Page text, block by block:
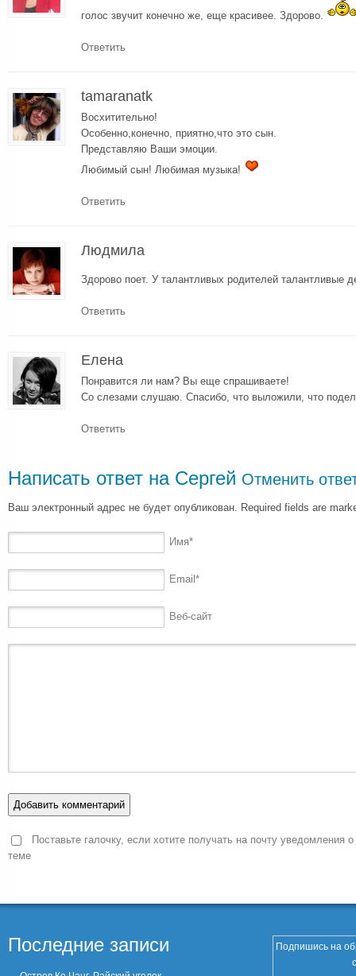
голос звучит конечно же, еще красивее. Здорово.
Ответить
tamaranatk
Восхитительно!
Особенно,конечно, приятно,что это сын.
Представляю Ваши эмоции.
Любимый сын! Любимая музыка!
Ответить
Людмила
Здорово поет. У талантливых родителей талантливые
Ответить
Елена
Понравится ли нам? Вы еще спрашиваете!
Со слезами слушаю. Спасибо, что выложили, что
Ответить
Написать ответ на Сергей Отменить
Ваш электронный адрес не будет опубликован. Required fields are
Имя*
Email *
Веб-сайт
Поставьте галочку, если хотите получать на почту уведомления
теме
Последние записи
Подпишись на